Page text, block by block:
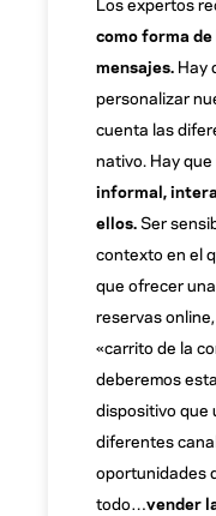
como forma
mensajes. Hay
personalizar
cuenta las
nativo. Hay
informal,
ellos. Ser
contexto en el
que ofrecer
reservas
«carrito de la
deberemos
dispositivo que
diferentes
oportunidades
todo… vender